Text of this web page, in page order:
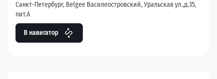
Санкт-Петербург, Belgee Василеостровский, Уральская ул.,д.35,
лит.А
В навигатор